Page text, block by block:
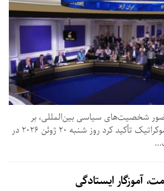
آزاد ۲۰۲۶ با حضور شخصیت‌های سیاسی بین‌المللی، بر
ضرورت گذار به یک ایران دموکراتیک تأکید کرد روز شنبه ۲۰ ژوئن ۲۰۲۶ در
آموزگار ایستادگی